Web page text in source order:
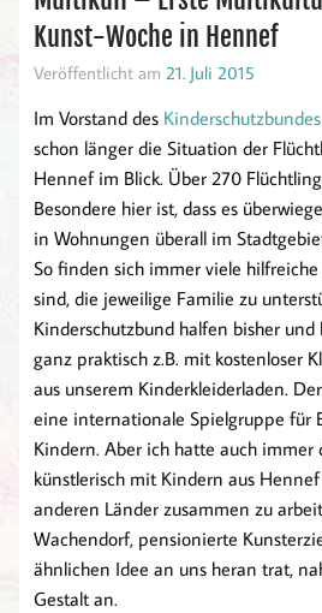
Kunst-Woche in Hennef
Veröffentlicht am 21. Juli 2015
Im Vorstand des
schon länger die Situation der
Hennef im Blick. Über 270
Besondere hier ist, dass es
in Wohnungen überall im
So finden sich immer viele
sind, die jeweilige Familie zu
Kinderschutzbund halfen bisher
ganz praktisch z.B. mit kostenloser
aus unserem Kinderkleiderladen.
eine internationale Spielgruppe für
Kindern. Aber ich hatte auch immer
künstlerisch mit Kindern aus
anderen Länder zusammen zu
Wachendorf, pensionierte
ähnlichen Idee an uns heran trat,
Gestalt an.